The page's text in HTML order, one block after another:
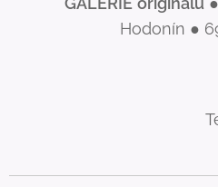
Hodonín ●